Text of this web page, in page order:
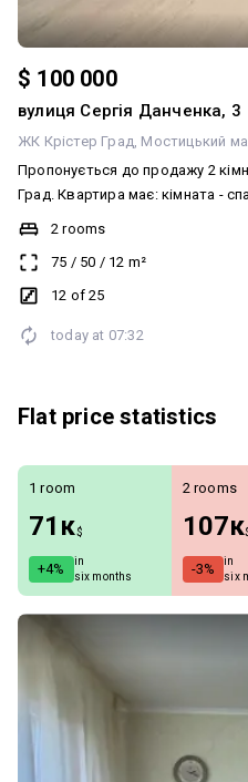
$ 100 000
вулиця Сергія Данченка, 3
ЖК Крістер Град Мостицький
Пропонується до продажу 2
Град. Квартира має: кімната -
кімната - дитяча великий
балкон Квартира
комфортного проживання. Дім
комплексі розвинена
3 поверхи. ID: 31.59.17.34.85.93
2 rooms
75 / 50 / 12 m²
12 of 25
today at 07:32
Flat price statistics
1 room
71к$
+4%
in
six months
2 rooms
107к
-3%
in
six